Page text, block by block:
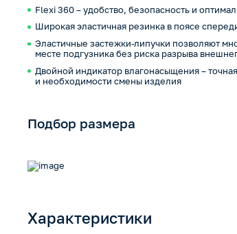
Flexi 360 – удобство, безопасность и
Широкая эластичная резинка в поясе
Эластичные застежки-липучки позволяют
месте подгузника без риска разрыва
Двойной индикатор влагонасыщения –
и необходимости смены изделия
Подбор размера
Характеристики